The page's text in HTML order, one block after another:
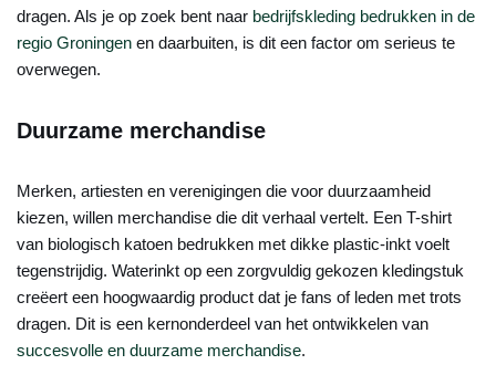
dragen. Als je op zoek bent naar bedrijfskleding bedrukken in de
regio Groningen en daarbuiten, is dit een factor om serieus te
overwegen.
Duurzame merchandise
Merken, artiesten en verenigingen die voor duurzaamheid
kiezen, willen merchandise die dit verhaal vertelt. Een T-shirt
van biologisch katoen bedrukken met dikke plastic-inkt voelt
tegenstrijdig. Waterinkt op een zorgvuldig gekozen kledingstuk
creëert een hoogwaardig product dat je fans of leden met trots
dragen. Dit is een kernonderdeel van het ontwikkelen van
succesvolle en duurzame merchandise.